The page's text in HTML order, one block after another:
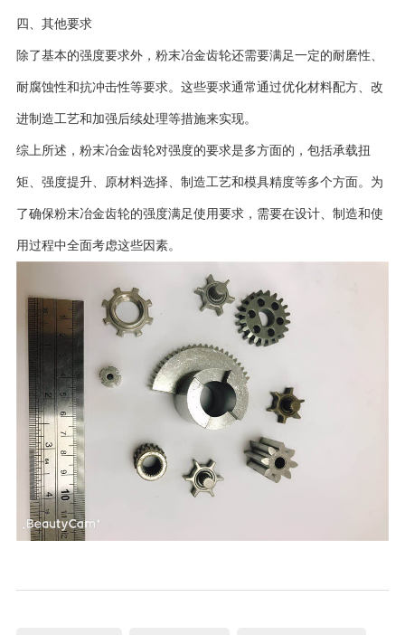
四、其他要求
除了基本的强度要求外，粉末冶金齿轮还需要满足一定的耐磨性、
耐腐蚀性和抗冲击性等要求。这些要求通常通过优化材料配方、改
进制造工艺和加强后续处理等措施来实现。
综上所述，粉末冶金齿轮对强度的要求是多方面的，包括承载扭
矩、强度提升、原材料选择、制造工艺和模具精度等多个方面。为
了确保粉末冶金齿轮的强度满足使用要求，需要在设计、制造和使
用过程中全面考虑这些因素。